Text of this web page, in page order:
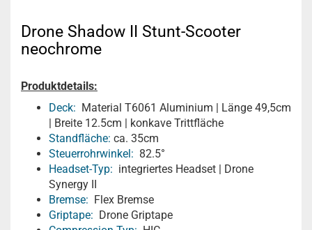
Drone Shadow II Stunt-Scooter
neochrome
Produktdetails:
Deck: Material T6061 Aluminium | Länge 49,5cm
| Breite 12.5cm | konkave Trittfläche
Standfläche: ca. 35cm
Steuerrohrwinkel: 82.5°
Headset-Typ: integriertes Headset | Drone
Synergy II
Bremse: Flex Bremse
Griptape: Drone Griptape